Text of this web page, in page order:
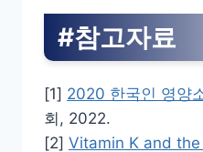
#참고자료
[1] 2020 한국인 영양
회, 2022.
[2] Vitamin K and